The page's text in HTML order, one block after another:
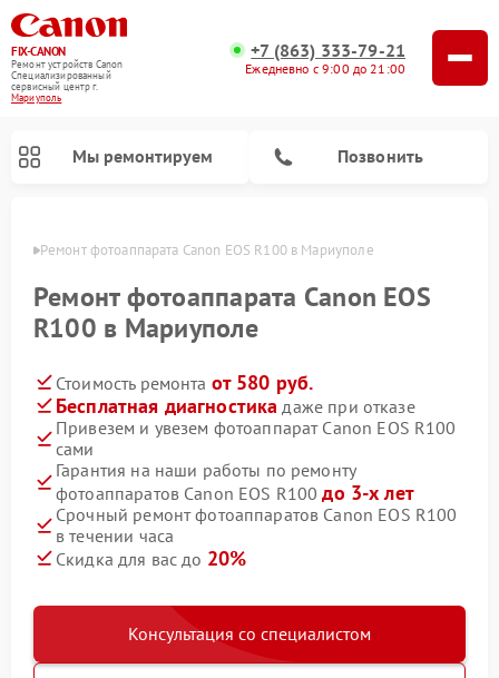
FIX-CANON
Ремонт устройств Canon
Специализированный
cервисный центр г.
Мариуполь
+7 (863) 333-79-21
Ежедневно с 9:00 до 21:00
Мы ремонтируем Позвонить
Ремонт фотоаппарата Canon EOS R100 в Мариуполе
Ремонт фотоаппарата Canon EOS
R100 в Мариуполе
Стоимость ремонта от 580 руб.
Бесплатная диагностика даже при отказе
Привезем и увезем фотоаппарат Canon EOS R100
сами
Гарантия на наши работы по ремонту
фотоаппаратов Canon EOS R100до 3-х лет
Срочный ремонт фотоаппаратов Canon EOS R100
в течении часа
Скидка для вас до 20%
Консультация со специалистом